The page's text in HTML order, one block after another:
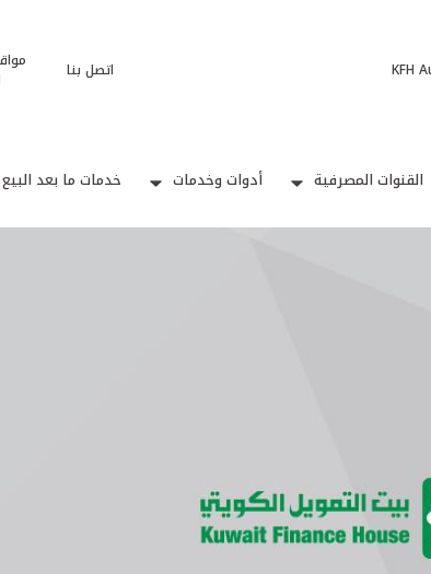
KFH اتصل بنا
القنوات المصرفية أدوات وخدمات خدمات ما بعد البيع